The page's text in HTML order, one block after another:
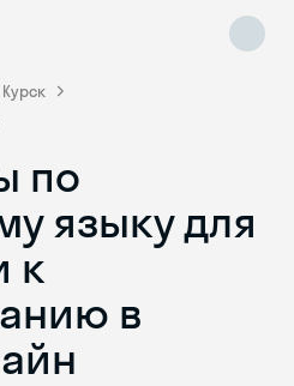
Курск
по
языку для
к
в